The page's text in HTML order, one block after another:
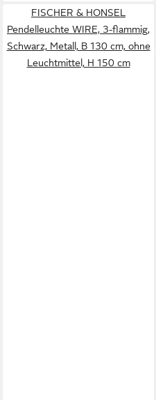
FISCHER & HONSEL
Pendelleuchte WIRE, 3-flammig,
Schwarz, Metall, B 130 cm, ohne
Leuchtmittel, H 150 cm